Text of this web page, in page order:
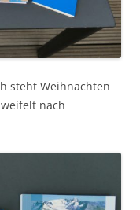
steht Weihnachten
nach